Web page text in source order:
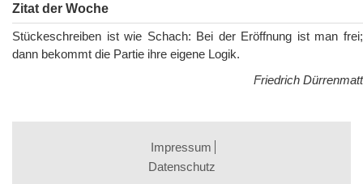
Zitat der Woche
Stückeschreiben ist wie Schach: Bei der Eröffnung ist man frei;
dann bekommt die Partie ihre eigene Logik.
Friedrich Dürrenmatt
Impressum
Datenschutz